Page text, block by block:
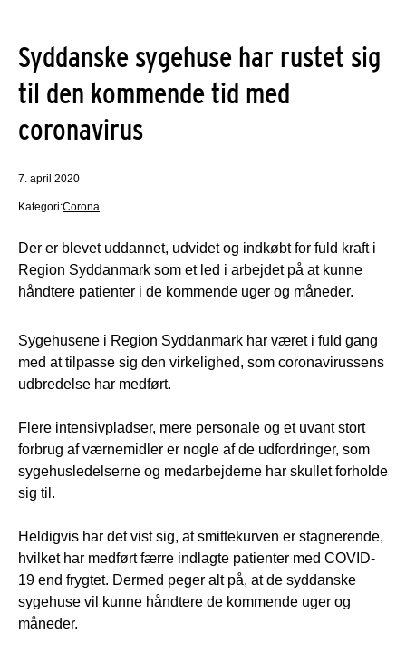
Syddanske sygehuse har rustet sig
til den kommende tid med
coronavirus
7. april 2020
Kategori:Corona
Der er blevet uddannet, udvidet og indkøbt for fuld kraft i
Region Syddanmark som et led i arbejdet på at kunne
håndtere patienter i de kommende uger og måneder.
Sygehusene i Region Syddanmark har været i fuld gang
med at tilpasse sig den virkelighed, som coronavirussens
udbredelse har medført.
Flere intensivpladser, mere personale og et uvant stort
forbrug af værnemidler er nogle af de udfordringer, som
sygehusledelserne og medarbejderne har skullet forholde
sig til.
Heldigvis har det vist sig, at smittekurven er stagnerende,
hvilket har medført færre indlagte patienter med COVID-
19 end frygtet. Dermed peger alt på, at de syddanske
sygehuse vil kunne håndtere de kommende uger og
måneder.